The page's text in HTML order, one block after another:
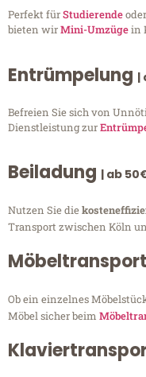
Perfekt fürStudierende
bieten wirMini-Umzügein
Entrümpelung |
Befreien Sie sich von
Dienstleistung zur
Beiladung | ab
Nutzen Sie die
Transport zwischen Köln
Möbeltransport
Ob ein einzelnes
Möbel sicher beim